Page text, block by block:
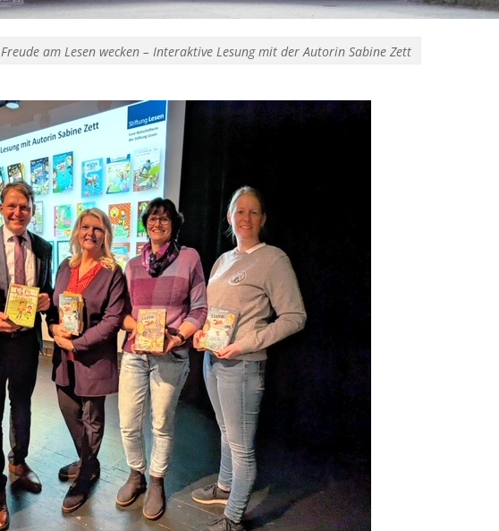
Freude am Lesen wecken – Interaktive Lesung mit der Autorin Sabine Zett